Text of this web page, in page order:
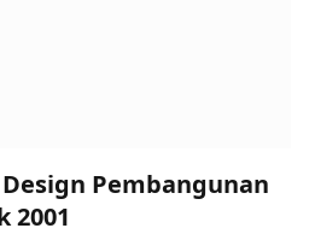
Pembangunan
2001